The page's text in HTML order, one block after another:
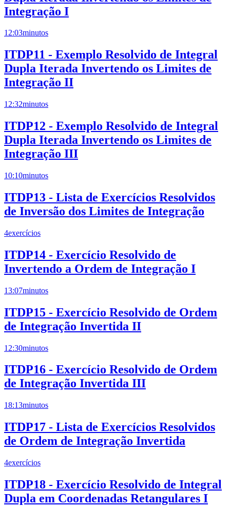
Integração I
12:03minutos
ITDP11 - Exemplo Resolvido de Integral
Dupla Iterada Invertendo os Limites de
Integração II
12:32minutos
ITDP12 - Exemplo Resolvido de Integral
Dupla Iterada Invertendo os Limites de
Integração III
10:10minutos
ITDP13 - Lista de Exercícios Resolvidos
de Inversão dos Limites de Integração
4exercícios
ITDP14 - Exercício Resolvido de
Invertendo a Ordem de Integração I
13:07minutos
ITDP15 - Exercício Resolvido de Ordem
de Integração Invertida II
12:30minutos
ITDP16 - Exercício Resolvido de Ordem
de Integração Invertida III
18:13minutos
ITDP17 - Lista de Exercícios Resolvidos
de Ordem de Integração Invertida
4exercícios
ITDP18 - Exercício Resolvido de Integral
Dupla em Coordenadas Retangulares I